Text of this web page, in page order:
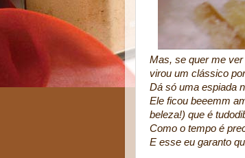
Mas, se quer me
virou um clássico
Dá só uma espiada
Ele ficou beeemm
beleza!) que é
Como o tempo é
E esse eu garanto